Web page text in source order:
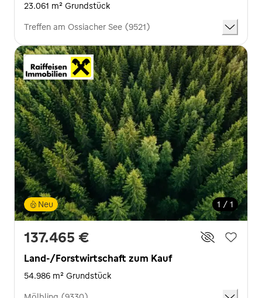
23.061 m² Grundstück
Treffen am Ossiacher See (9521)
1 / 1
Neu
137.465 €
Land-/Forstwirtschaft zum Kauf
54.986 m² Grundstück